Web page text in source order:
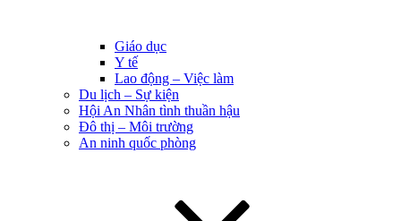
Giáo dục
Y tế
Lao động – Việc làm
Du lịch – Sự kiện
Hội An Nhân tình thuần hậu
Đô thị – Môi trường
An ninh quốc phòng